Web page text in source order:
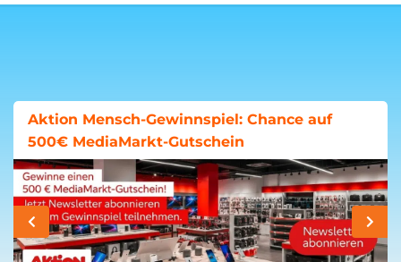
Aktion Mensch-Gewinnspiel: Chance auf
500€ MediaMarkt-Gutschein